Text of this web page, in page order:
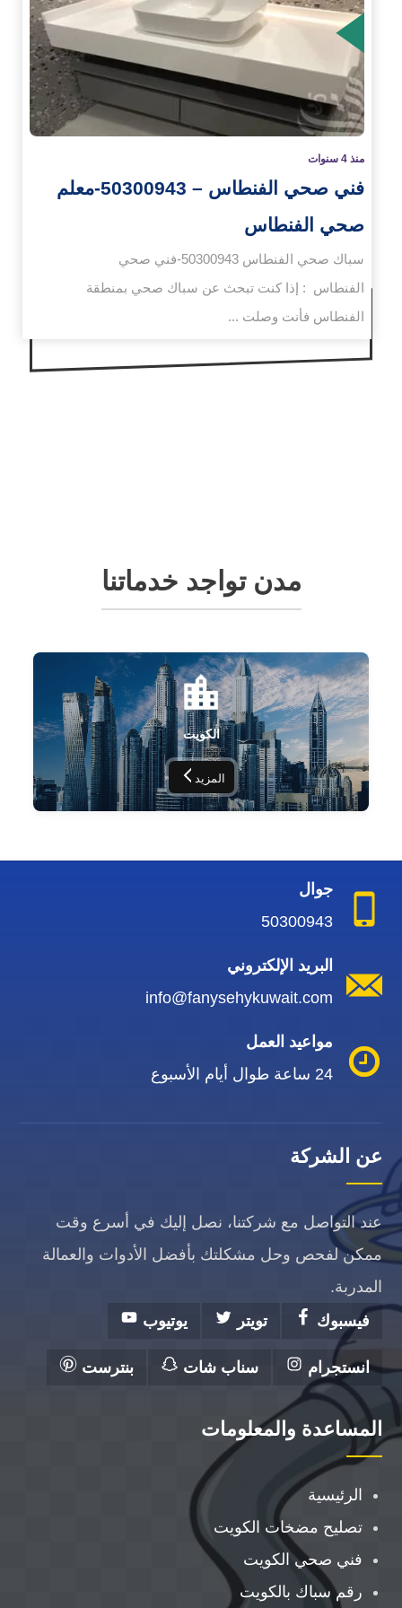
منذ 4 سنوات
فني صحي الفنطاس – 50300943-معلم
صحي الفنطاس
سباك صحي الفنطاس 50300943-فني صحي
الفنطاس : إذا كنت تبحث عن سباك صحي بمنطقة
الفنطاس فأنت وصلت ...
مدن تواجد خدماتنا
الكويت
المزيد
جوال
50300943
البريد الإلكتروني
info@fanysehykuwait.com
مواعيد العمل
24 ساعة طوال أيام الأسبوع
عن الشركة
عند التواصل مع شركتنا، نصل إليك في أسرع وقت
ممكن لفحص وحل مشكلتك بأفضل الأدوات والعمالة
المدربة.
فيسبوك
تويتر يوتيوب
انستجرام سناب شات بنترست
المساعدة والمعلومات
الرئيسية
تصليح مضخات الكويت
فني صحي الكويت
رقم سباك بالكويت